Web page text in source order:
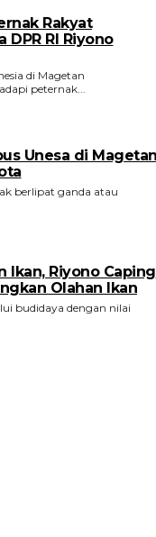
Rakyat
RI Riyono
di Magetan
peternak...
Unesa di
berlipat ganda atau
Ikan, Riyono Caping
Olahan Ikan
budidaya dengan nilai